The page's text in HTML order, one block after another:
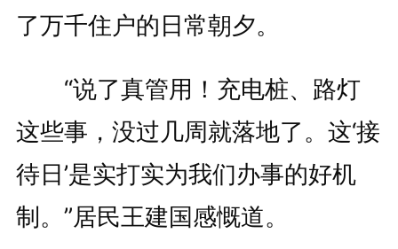
了万千住户的日常朝夕。
“说了真管用！充电桩、路灯
这些事，没过几周就落地了。这‘接
待日’是实打实为我们办事的好机
制。”居民王建国感慨道。